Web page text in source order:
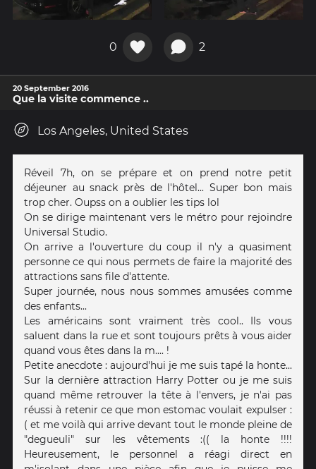
0 2
20 September 2016
Que la visite commence ..
Los Angeles, United States
Réveil 7h, on se prépare et on prend notre petit
déjeuner au snack près de l'hôtel... Super bon mais
trop cher. Oupss on a oublier les tips lol
On se dirige maintenant vers le métro pour rejoindre
Universal Studio.
On arrive a l'ouverture du coup il n'y a quasiment
personne ce qui nous permets de faire la majorité des
attractions sans file d'attente.
Super journée, nous nous sommes amusées comme
des enfants...
Les américains sont vraiment très cool.. Ils vous
saluent dans la rue et sont toujours prêts à vous aider
quand vous êtes dans la m.... !
Petite anecdote : aujourd'hui je me suis tapé la honte...
Sur la dernière attraction Harry Potter ou je me suis
quand même retrouver la tête à l'envers, je n'ai pas
réussi à retenir ce que mon estomac voulait expulser :
( et me voilà qui arrive devant tout le monde pleine de
"degueuli" sur les vêtements :(( la honte !!!!
Heureusement, le personnel a réagi direct en